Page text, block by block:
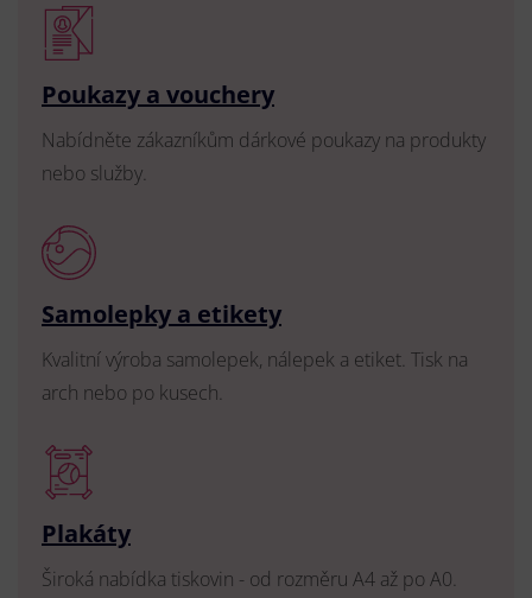
Poukazy a vouchery
Nabídněte zákazníkům dárkové poukazy na produkty
nebo služby.
Samolepky a etikety
Kvalitní výroba samolepek, nálepek a etiket. Tisk na
arch nebo po kusech.
Plakáty
Široká nabídka tiskovin - od rozměru A4 až po A0.